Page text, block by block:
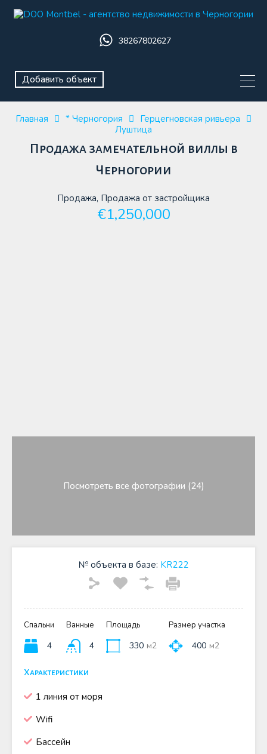
38267802627
Добавить объект
Главная * Черногория
Герцегновская ривьера
Луштица
Продажа замечательной виллы в
Черногории
Продажа, Продажа от застройщика
€1,250,000
Посмотреть все фотографии (24)
№ объекта в базе: KR222
Спальни
4
Ванные
4
Площадь
330 м2
Размер участка
400 м2
Характеристики
1 линия от моря
Wifi
Бассейн